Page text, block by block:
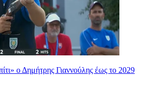
ο Δημήτρης Γιαννούλης έως το 2029